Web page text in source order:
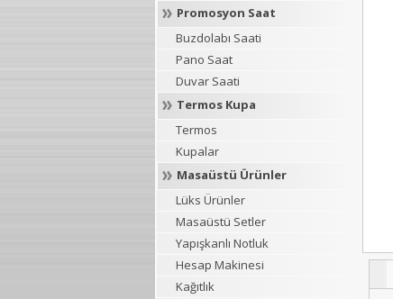
Promosyon Saat
Buzdolabı Saati
Pano Saat
Duvar Saati
Termos Kupa
Termos
Kupalar
Masaüstü Ürünler
Lüks Ürünler
Masaüstü Setler
Yapışkanlı Notluk
Hesap Makinesi
Kağıtlık